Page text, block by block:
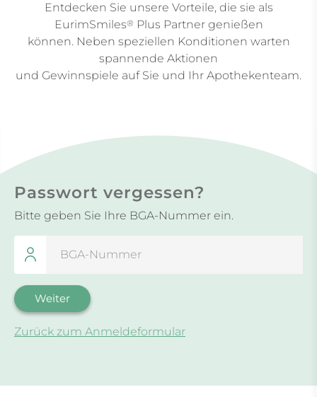
Entdecken Sie unsere Vorteile, die sie als
EurimSmiles® Plus Partner genießen
können. Neben speziellen Konditionen warten
spannende Aktionen
und Gewinnspiele auf Sie und Ihr Apothekenteam.
Passwort vergessen?
Bitte geben Sie Ihre BGA-Nummer ein.
Zurück zum Anmeldeformular